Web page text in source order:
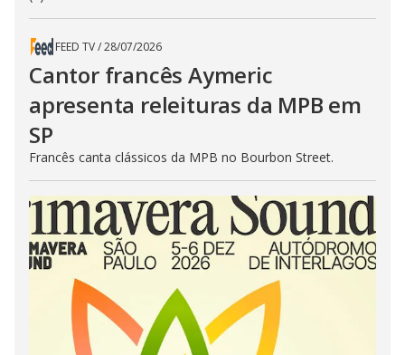
FEED TV/28/07/2026
Cantor francês Aymeric
apresenta releituras da MPB em
SP
Francês canta clássicos da MPB no Bourbon Street.